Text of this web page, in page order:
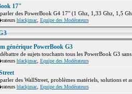
17"
des PowerBook G4 17" (1 Ghz, 1,33 Ghz, 1,5
blackjmac, Equipe des Modérateurs
générique PowerBook G3
de sujets touchants tous les PowerBook G3
blackjmac, Equipe des Modérateurs
des WallStreet, problèmes matériels, solutions et
blackjmac, Equipe des Modérateurs